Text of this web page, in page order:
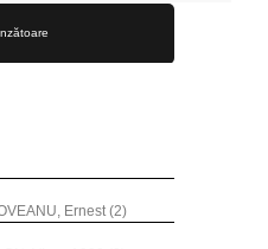
Ernest (2)